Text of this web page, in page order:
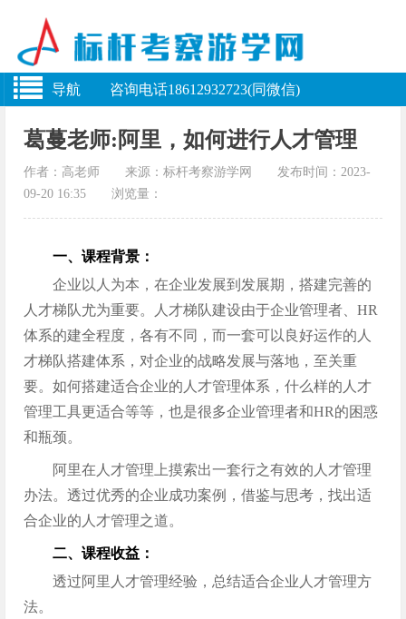
导航 咨询电话18612932723(同微信)
葛蔓老师:阿里，如何进行人才管理
作者：高老师 来源：标杆考察游学网 发布时间：2023-
09-20 16:35 浏览量：
一、课程背景：
企业以人为本，在企业发展到发展期，搭建完善的
人才梯队尤为重要。人才梯队建设由于企业管理者、HR
体系的建全程度，各有不同，而一套可以良好运作的人
才梯队搭建体系，对企业的战略发展与落地，至关重
要。如何搭建适合企业的人才管理体系，什么样的人才
管理工具更适合等等，也是很多企业管理者和HR的困惑
和瓶颈。
阿里在人才管理上摸索出一套行之有效的人才管理
办法。透过优秀的企业成功案例，借鉴与思考，找出适
合企业的人才管理之道。
二、课程收益：
透过阿里人才管理经验，总结适合企业人才管理方
法。